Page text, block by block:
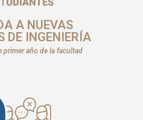
A NUEVAS
DE INGENIERÍA
primer año de la facultad